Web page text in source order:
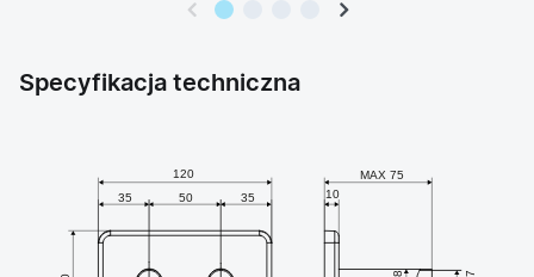
Specyfikacja techniczna